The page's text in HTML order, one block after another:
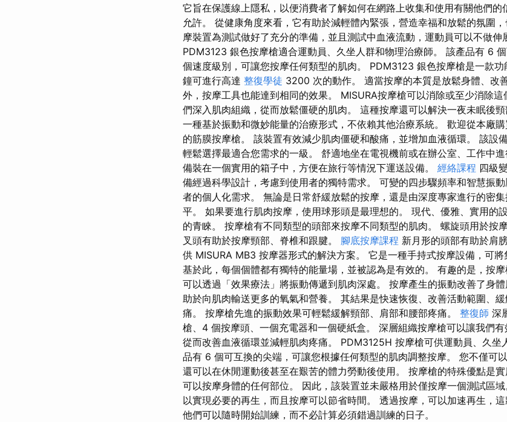
它旨在保護線上隱私，以便消費者了解如何在網路上收集和使用有關他們的
允許。 從健康角度來看，它有助於減輕體內緊張，營造幸福和放鬆的氛圍
摩裝置為測試做好了充分的準備，並且測試中血液流動，運動員可以不做伸
PDM3123 銀色按摩槍適合運動員、久坐人群和物理治療師。 該產品有 6
個速度級別，可讓您按摩任何類型的肌肉。 PDM3123 銀色按摩槍是一款
鐘可進行高達 整復學徒 3200 次的動作。 適當按摩的本質是放鬆身體、改
外，按摩工具也能達到相同的效果。 MISURA按摩槍可以消除或至少消除
們深入肌肉組織，從而放鬆僵硬的肌肉。 這種按摩還可以解決一夜未眠後
一種基於振動和微妙能量的治療形式，不依賴其他治療系統。 歡迎從本廠
的筋膜按摩槍。 該裝置有效減少肌肉僵硬和酸痛，並增加血液循環。 該設
輕鬆選擇最適合您需求的一級。 舒適地坐在電視機前或在辦公室、工作中
備裝在一個實用的箱子中，方便在旅行等情況下運送設備。 經絡課程 四級
備經過科學設計，考慮到使用者的獨特需求。 可變的四步驟頻率和智慧振
者的個人化需求。 無論是日常舒緩放鬆的按摩，還是由深度專家進行的密
平。 如果要進行肌肉按摩，使用球形頭是最理想的。 現代、優雅、實用的
的青睞。 按摩槍有不同類型的頭部來按摩不同類型的肌肉。 螺旋頭用於按
叉頭有助於按摩頸部、脊椎和跟腱。 腳底按摩課程 新月形的頭部有助於肩
供 MISURA MB3 按摩器形式的解決方案。 它是一種手持式按摩設備，可將
基於此，每個個體都有獨特的能量場，並被認為是有效的。 有趣的是，按
可以透過「效果療法」將振動傳遞到肌肉深處。 按摩產生的振動改善了身
助於向肌肉輸送更多的氧氣和營養。 其結果是快速恢復、改善活動範圍、
痛。 按摩槍先進的振動效果可輕鬆緩解頸部、肩部和腰部疼痛。 整復師 深
槍、4 個按摩頭、一個充電器和一個硬紙盒。 深層組織按摩槍可以讓我們有
從而改善血液循環並減輕肌肉疼痛。 PDM3125H 按摩槍可供運動員、久坐
品有 6 個可互換的尖端，可讓您根據任何類型的肌肉調整按摩。 您不僅可
還可以在休閒運動後甚至在艱苦的體力勞動後使用。 按摩槍的特殊優點是實
可以按摩身體的任何部位。 因此，該裝置並未嚴格用於僅按摩一個測試區域
以實現必要的再生，而且按摩可以節省時間。 透過按摩，可以加速再生，這
他們可以隨時開始訓練，而不必計算必須錯過訓練的日子。